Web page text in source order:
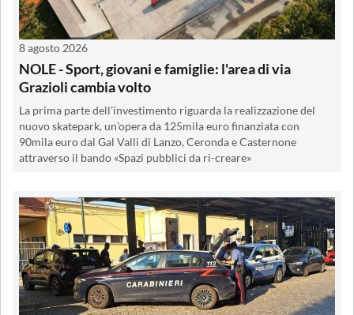
8 agosto 2026
NOLE - Sport, giovani e famiglie: l'area di via
Grazioli cambia volto
La prima parte dell'investimento riguarda la realizzazione del
nuovo skatepark, un'opera da 125mila euro finanziata con
90mila euro dal Gal Valli di Lanzo, Ceronda e Casternone
attraverso il bando «Spazi pubblici da ri-creare»